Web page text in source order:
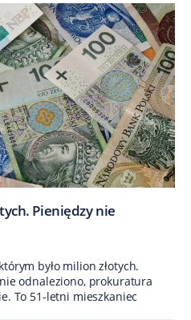
Pieniędzy nie
było milion złotych.
odnaleziono, prokuratura
To 51-letni mieszkaniec